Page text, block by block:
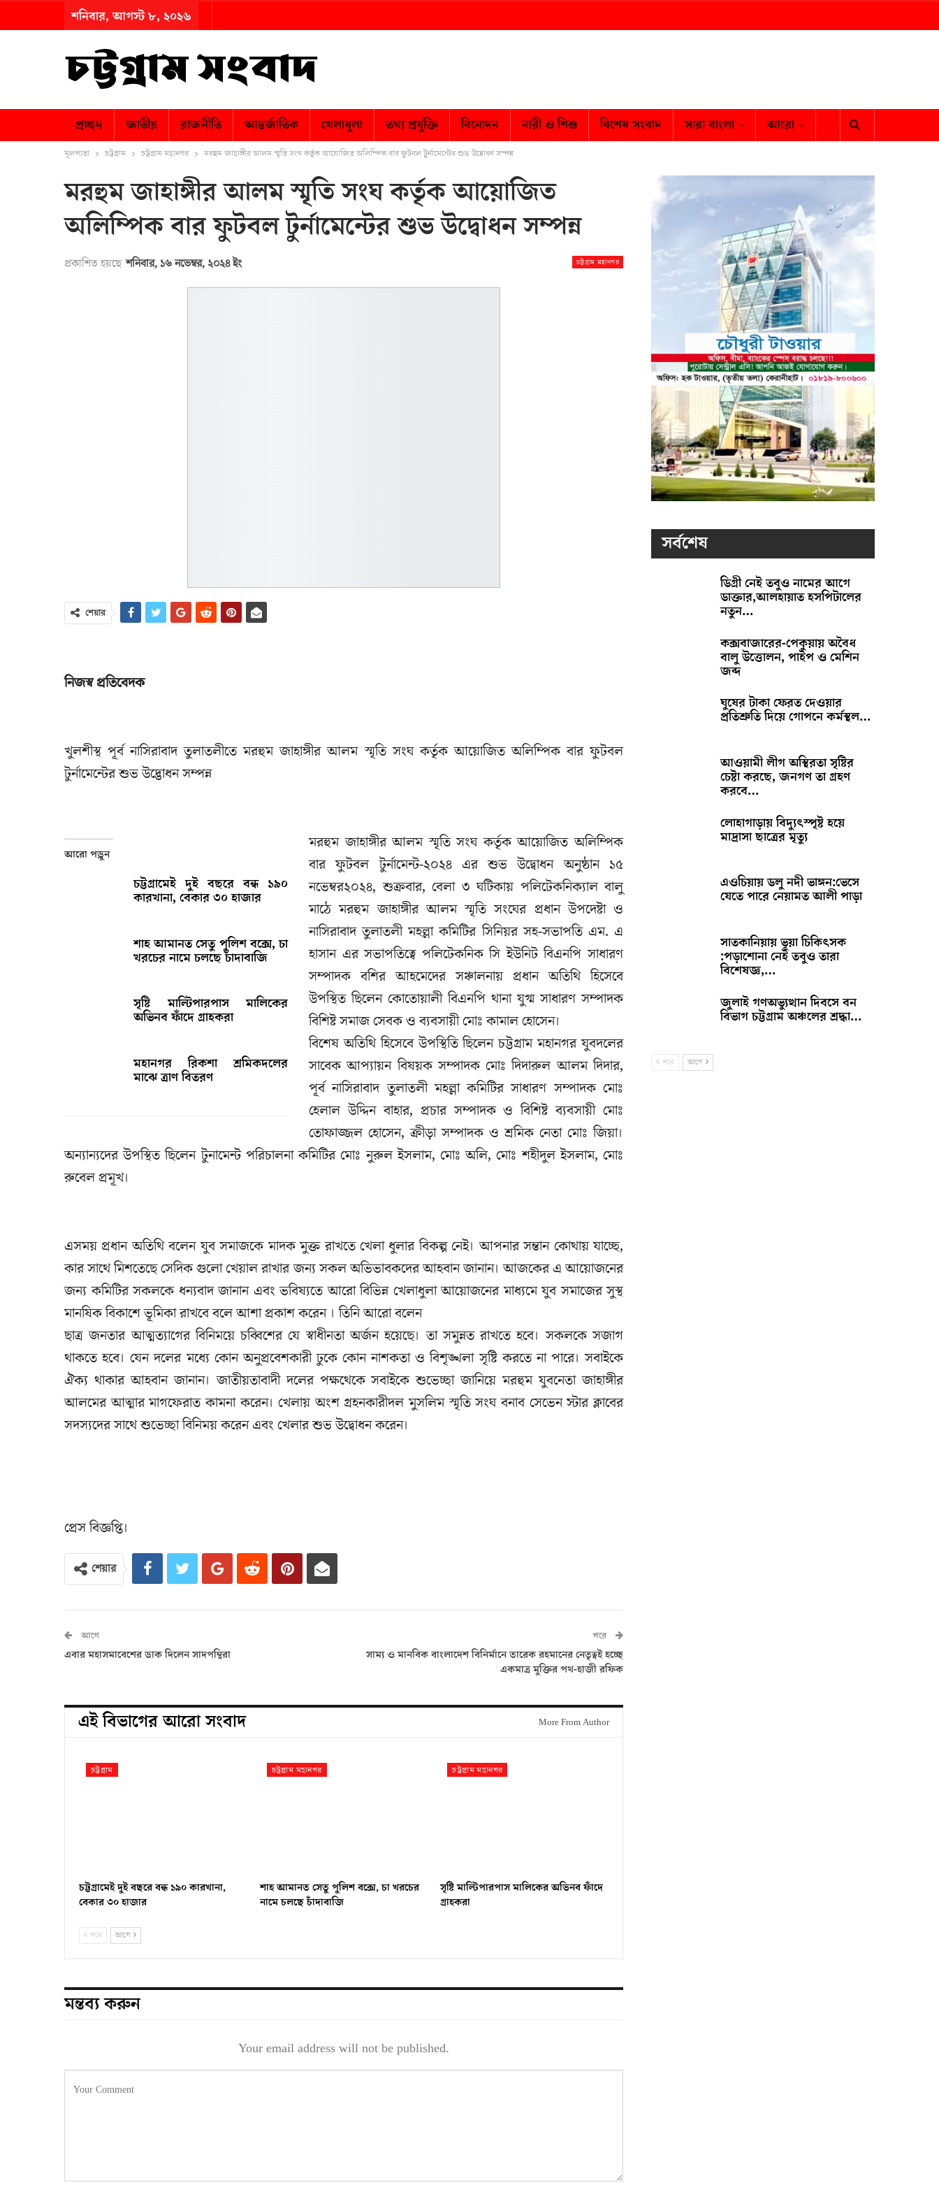
শনিবার, আগস্ট ৮, ২০২৬
প্রচ্ছদ জাতীয় রাজনীতি আন্তর্জাতিক খেলাধুলা তথ্য প্রযুক্তি বিনোদন নারী ও শিশু বিশেষ সংবাদ সারা বাংলা আরো
মূলপাতা চট্টগ্রাম চট্টগ্রাম মহানগর মরহুম জাহাঙ্গীর আলম স্মৃতি সংঘ কর্তৃক আয়োজিত অলিম্পিক বার ফুটবল টুর্নামেন্টের শুভ উদ্বোধন সম্পন্ন
মরহুম জাহাঙ্গীর আলম স্মৃতি সংঘ কর্তৃক আয়োজিত
অলিম্পিক বার ফুটবল টুর্নামেন্টের শুভ উদ্বোধন সম্পন্ন
চট্টগ্রাম মহানগর
প্রকাশিত হয়ছে শনিবার, ১৬ নভেম্বর, ২০২৪ ইং
শেয়ার
নিজস্ব প্রতিবেদক
খুলশীস্থ পূর্ব নাসিরাবাদ তুলাতলীতে মরহুম জাহাঙ্গীর আলম স্মৃতি সংঘ কর্তৃক আয়োজিত অলিম্পিক বার ফুটবল
টুর্নামেন্টের শুভ উদ্ভোধন সম্পন্ন
আরো পড়ুন
চট্টগ্রামেই দুই বছরে বন্ধ ১৯০
কারখানা, বেকার ৩০ হাজার
শাহ আমানত সেতু পুলিশ বক্সে, চা
খরচের নামে চলছে চাঁদাবাজি
সৃষ্টি মাল্টিপারপাস মালিকের
অভিনব ফাঁদে গ্রাহকরা
মহানগর রিকশা শ্রমিকদলের
মাঝে ত্রাণ বিতরণ
মরহুম জাহাঙ্গীর আলম স্মৃতি সংঘ কর্তৃক আয়োজিত অলিম্পিক
বার ফুটবল টুর্নামেন্ট-২০২৪ এর শুভ উদ্বোধন অনুষ্ঠান ১৫
নভেম্বর২০২৪, শুক্রবার, বেলা ৩ ঘটিকায় পলিটেকনিক্যাল বালু
মাঠে মরহুম জাহাঙ্গীর আলম স্মৃতি সংঘের প্রধান উপদেষ্টা ও
নাসিরাবাদ তুলাতলী মহল্লা কমিটির সিনিয়র সহ-সভাপতি এম. এ
হাসান এর সভাপতিত্বে পলিটেকনিক সি ইউনিট বিএনপি সাধারণ
সম্পাদক বশির আহমেদের সঞ্চালনায় প্রধান অতিথি হিসেবে
উপস্থিত ছিলেন কোতোয়ালী বিএনপি থানা যুগ্ম সাধারণ সম্পাদক
বিশিষ্ট সমাজ সেবক ও ব্যবসায়ী মোঃ কামাল হোসেন।
বিশেষ অতিথি হিসেবে উপস্থিতি ছিলেন চট্টগ্রাম মহানগর যুবদলের
সাবেক আপ্যায়ন বিষয়ক সম্পাদক মোঃ দিদারুল আলম দিদার,
পূর্ব নাসিরাবাদ তুলাতলী মহল্লা কমিটির সাধারণ সম্পাদক মোঃ
হেলাল উদ্দিন বাহার, প্রচার সম্পাদক ও বিশিষ্ট ব্যবসায়ী মোঃ
তোফাজ্জল হোসেন, ক্রীড়া সম্পাদক ও শ্রমিক নেতা মোঃ জিয়া।
অন্যান্যদের উপস্থিত ছিলেন টুনামেন্ট পরিচালনা কমিটির মোঃ নুরুল ইসলাম, মোঃ অলি, মোঃ শহীদুল ইসলাম, মোঃ
রুবেল প্রমূখ।
এসময় প্রধান অতিথি বলেন যুব সমাজকে মাদক মুক্ত রাখতে খেলা ধুলার বিকল্প নেই। আপনার সন্তান কোথায় যাচ্ছে,
কার সাথে মিশতেছে সেদিক গুলো খেয়াল রাখার জন্য সকল অভিভাবকদের আহবান জানান। আজকের এ আয়োজনের
জন্য কমিটির সকলকে ধন্যবাদ জানান এবং ভবিষ্যতে আরো বিভিন্ন খেলাধুলা আয়োজনের মাধ্যমে যুব সমাজের সুস্থ
মানষিক বিকাশে ভূমিকা রাখবে বলে আশা প্রকাশ করেন । তিনি আরো বলেন
ছাত্র জনতার আত্মত্যাগের বিনিময়ে চব্বিশের যে স্বাধীনতা অর্জন হয়েছে। তা সমুন্নত রাখতে হবে। সকলকে সজাগ
থাকতে হবে। যেন দলের মধ্যে কোন অনুপ্রবেশকারী ঢুকে কোন নাশকতা ও বিশৃঙ্খলা সৃষ্টি করতে না পারে। সবাইকে
ঐক্য থাকার আহবান জানান। জাতীয়তাবাদী দলের পক্ষথেকে সবাইকে শুভেচ্ছা জানিয়ে মরহুম যুবনেতা জাহাঙ্গীর
আলমের আত্মার মাগফেরাত কামনা করেন। খেলায় অংশ গ্রহনকারীদল মুসলিম স্মৃতি সংঘ বনাব সেভেন স্টার ক্লাবের
সদস্যদের সাথে শুভেচ্ছা বিনিময় করেন এবং খেলার শুভ উদ্বোধন করেন।
প্রেস বিজ্ঞপ্তি।
শেয়ার
আগে
এবার মহাসমাবেশের ডাক দিলেন সাদপন্থিরা
পরে
সাম্য ও মানবিক বাংলাদেশ বিনির্মানে তারেক রহমানের নেতৃত্বই হচ্ছে
একমাত্র মুক্তির পথ-হাজী রফিক
এই বিভাগের আরো সংবাদ More From Author
চট্টগ্রাম
চট্টগ্রামেই দুই বছরে বন্ধ ১৯০ কারখানা,
বেকার ৩০ হাজার
চট্টগ্রাম মহানগর
শাহ আমানত সেতু পুলিশ বক্সে, চা খরচের
নামে চলছে চাঁদাবাজি
চট্টগ্রাম মহানগর
সৃষ্টি মাল্টিপারপাস মালিকের অভিনব ফাঁদে
গ্রাহকরা
পরে আগে
মন্তব্য করুন
Your email address will not be published.
সর্বশেষ
ডিগ্রী নেই তবুও নামের আগে
ডাক্তার,আলহায়াত হসপিটালের
নতুন…
কক্সবাজারের-পেকুয়ায় অবৈধ
বালু উত্তোলন, পাইপ ও মেশিন
জব্দ
ঘুষের টাকা ফেরত দেওয়ার
প্রতিশ্রুতি দিয়ে গোপনে কর্মস্থল…
আওয়ামী লীগ অস্থিরতা সৃষ্টির
চেষ্টা করছে, জনগণ তা গ্রহণ
করবে…
লোহাগাড়ায় বিদ্যুৎস্পৃষ্ট হয়ে
মাদ্রাসা ছাত্রের মৃত্যু
এওচিয়ায় ডলু নদী ভাঙ্গন:ভেসে
যেতে পারে নেয়ামত আলী পাড়া
সাতকানিয়ায় ভূয়া চিকিৎসক
:পড়াশোনা নেই তবুও তারা
বিশেষজ্ঞ,…
জুলাই গণঅভ্যুত্থান দিবসে বন
বিভাগ চট্টগ্রাম অঞ্চলের শ্রদ্ধা…
পরে আগে